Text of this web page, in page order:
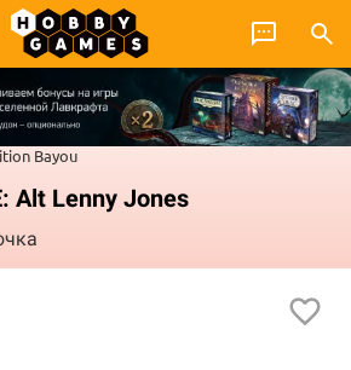
Bayou
Alt Lenny Jones